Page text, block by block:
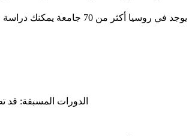
يوجد في روسيا أكثر من 70 جامعة يمكنك دراسة طب الأسنان فيها، لكن هناك بعض الشروط العامة التي يجب توافرها لتتمكن من دراسة طب اسنان في روسيا وهي:
الدورات المسبقة: قد